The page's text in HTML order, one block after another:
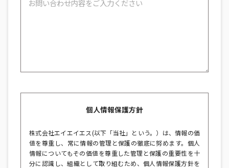
個人情報保護方針
株式会社エイエイエス(以下「当社」という。）は、情報の価
値を尊重し、常に情報の管理と保護の徹底に努めます。個人
情報についてもその価値を尊重した管理と保護の重要性を十
分に認識し、組織として取り組むため、個人情報保護方針を